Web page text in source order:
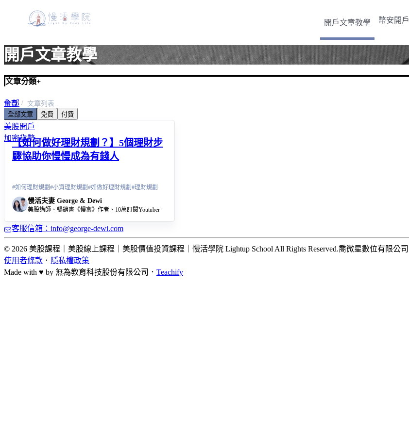
開戶文章教學 幣安開戶
開戶文章教學
文章分類+
全部
美股入門
美股開戶
加密貨幣
首頁
文章列表
全部文章
免費 付費
【如何做好理財規劃？】5個理財步
驟協助你慢慢成為有錢人
#如何理財規劃 #小資理財規劃 #如做好理財規劃 #理財規劃
慢活夫妻 George & Dewi
美股講師、暢銷書《慢富》作者、10萬訂閱Youtuber
客服信箱：info@george-dewi.com
© 2026 美股課程｜美股線上課程｜美股價值投資課程｜慢活學院 Lightup School All Rights Reserved.喬微星數位有限公司
使用者條款 ． 隱私權政策
Made with ♥ by 無為教育科技股份有限公司． Teachify